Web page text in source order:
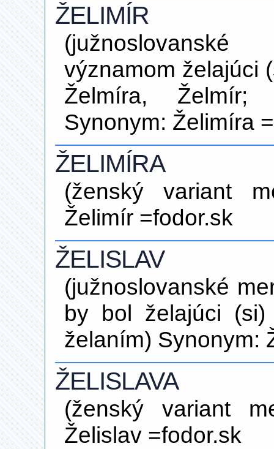
ŽELIMÍR
významom želajúci
Želmíra,
Synonym: Želimíra
ŽELIMÍRA
(ženský variant
Želimír =fodor.sk
ŽELISLAV
(južnoslovanské
by bol želajúci
želaním) Synonym:
ŽELISLAVA
(ženský variant
Želislav =fodor.sk